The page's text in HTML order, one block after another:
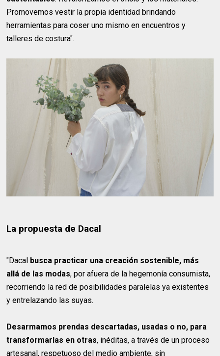
Promovemos vestir la propia identidad brindando
herramientas para coser uno mismo en encuentros y
talleres de costura".
La propuesta de Dacal
"Dacal busca practicar una creación sostenible, más
allá de las modas, por afuera de la hegemonía consumista,
recorriendo la red de posibilidades paralelas ya existentes
y entrelazando las suyas.
Desarmamos prendas descartadas, usadas o no, para
transformarlas en otras, inéditas, a través de un proceso
artesanal, respetuoso del medio ambiente, sin